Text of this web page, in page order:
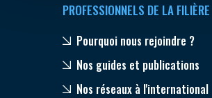
PROFESSIONNELS DE LA FILIÈRE
Pourquoi nous rejoindre ?
Nos guides et publications
Nos réseaux à l'international